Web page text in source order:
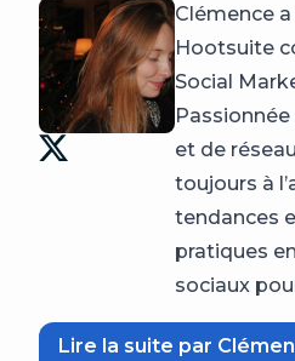
Clémence
Hootsuite
Social
et de
toujours à
tendances
pratiques
sociaux
Lire la suite par